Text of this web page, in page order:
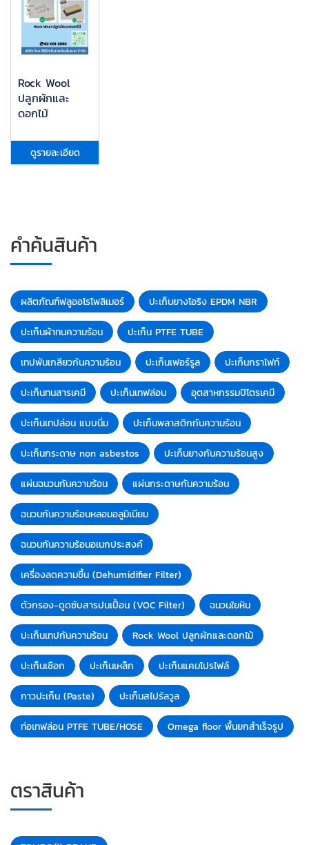
Rock Wool
ปลูกผักและ
ดอกไม้
ดูรายละเอียด
คำค้นสินค้า
ผลิตภัณฑ์ฟลูออโรโพลิเมอร์ ปะเก็นยางโอริง EPDM NBR
ปะเก็นผ้าทนความร้อน ปะเก็น PTFE TUBE
เทปพันเกลียวกันความร้อน ปะเก็นเฟอร์รูล ปะเก็นกราไฟท์
ปะเก็นทนสารเคมี ปะเก็นเทฟล่อน อุตสาหกรรมปิโตรเคมี
ปะเก็นเทปล่อน แบบนิ่ม ปะเก็นพลาสติกกันความร้อน
ปะเก็นกระดาษ non asbestos ปะเก็นยางกันความร้อนสูง
แผ่นฉนวนกันความร้อน แผ่นกระดาษกันความร้อน
ฉนวนกันความร้อนหลอมอลูมิเนียม
ฉนวนกันความร้อนอเนกประสงค์
เครื่องลดความชื้น (Dehumidifier Filter)
ตัวกรอง-ดูดซับสารปนเปื้อน (VOC Filter) ฉนวนใยหิน
ปะเก็นเทปกันความร้อน Rock Wool ปลูกผักและดอกไม้
ปะเก็นเชือก ปะเก็นเหล็ก ปะเก็นแคมโปรไฟล์
กาวปะเก็น (Paste) ปะเก็นสไปรัลวูล
ท่อเทฟล่อน PTFE TUBE/HOSE Omega floor พื้นยกสำเร็จรูป
ตราสินค้า